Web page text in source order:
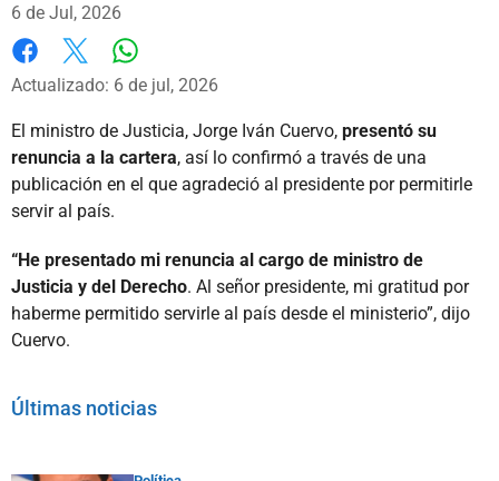
6 de Jul, 2026
Facebook
X
Actualizado: 6 de jul, 2026
El ministro de Justicia, Jorge Iván Cuervo, presentó su
renuncia a la cartera, así lo confirmó a través de una
publicación en el que agradeció al presidente por permitirle
servir al país.
“He presentado mi renuncia al cargo de ministro de
Justicia y del Derecho. Al señor presidente, mi gratitud por
haberme permitido servirle al país desde el ministerio”, dijo
Cuervo.
Últimas noticias